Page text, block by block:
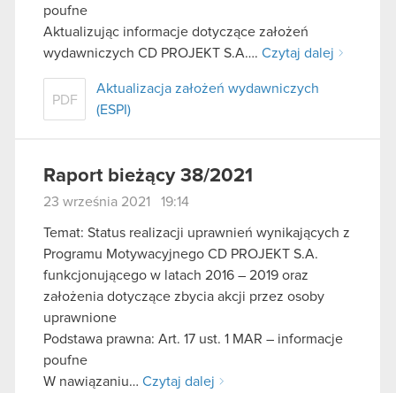
poufne
Aktualizując informacje dotyczące założeń
wydawniczych CD PROJEKT S.A…. Czytaj dalej
PDF
Aktualizacja założeń wydawniczych
(ESPI)
Raport bieżący 38/2021
23 września 2021 19:14
Temat: Status realizacji uprawnień wynikających z
Programu Motywacyjnego CD PROJEKT S.A.
funkcjonującego w latach 2016 – 2019 oraz
założenia dotyczące zbycia akcji przez osoby
uprawnione
Podstawa prawna: Art. 17 ust. 1 MAR – informacje
poufne
W nawiązaniu… Czytaj dalej